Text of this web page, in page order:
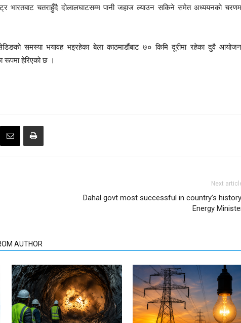
भारतबाट चतराहुँदै दोलालघाटसम्म पानी जहाज ल्याउन सकिने समेत अध्ययनको
समस्या भयावह भइरहेका बेला काठमाडौंबाट ७० किमि दूरीमा रहेका दुवै
रूपमा हेरिएको छ ।
Next
Dahal govt most successful in country’s
Energy
AUTHOR